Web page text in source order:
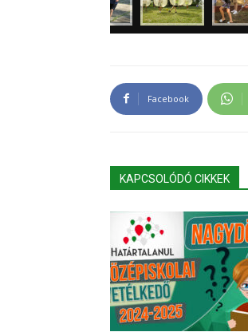
Facebook
KAPCSOLÓDÓ CIKKEK